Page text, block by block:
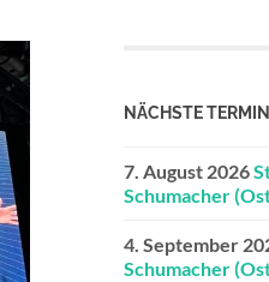
NÄCHSTE
7. August 2026
Schumacher
4. September
Schumacher